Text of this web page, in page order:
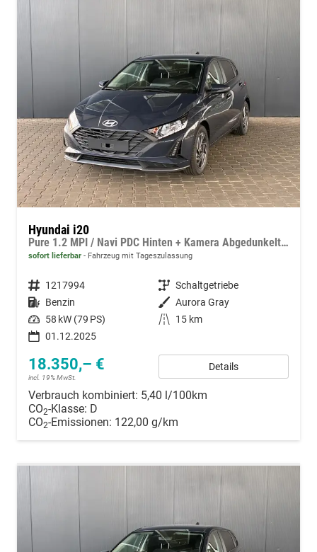
Hyundai i20
Pure 1.2 MPI / Navi PDC Hinten + Kamera Abgedunkelte Scheiben Tempomat Alu 16"
sofort lieferbar Fahrzeug mit Tageszulassung
Fahrzeugnummer 1217994 Getriebe Schaltgetriebe
Kraftstoff Benzin Außenfarbe Aurora Gray
Leistung 58 kW (79 PS) Kilometerstand
15 km
01.12.2025
18.350,– €
incl. 19% MwSt.
Details
Verbrauch kombiniert: 5,40 l/100km
CO2-Klasse: D
CO2-Emissionen: 122,00 g/km